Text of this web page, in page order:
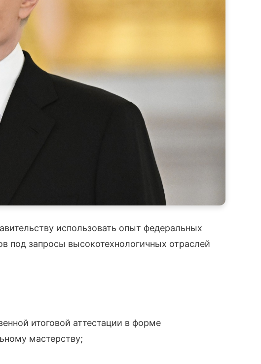
использовать опыт федеральных
под запросы высокотехнологичных отраслей
итоговой аттестации в форме
мастерству;